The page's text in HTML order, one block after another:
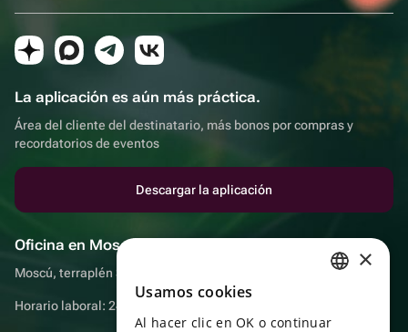
La aplicación es aún más práctica.
Área del cliente del destinatario, más bonos por compras y
recordatorios de eventos
Descargar la aplicación
Oficina en Moscú
Moscú, terraplén Sadovnicheskaya, 9, sala 2/3
Horario laboral: 24 horas
ENGLISH
×
Usamos cookies
Al hacer clic en OK o continuar